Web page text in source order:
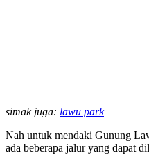
simak juga: lawu park
Nah untuk mendaki Gunung
ada beberapa jalur yang dapat